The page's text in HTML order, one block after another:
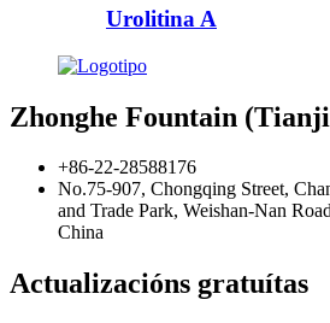
Urolitina A
Zhonghe Fountain
+86-22-28588176
No.75-907, Chongqing Street,
and Trade Park, Weishan-Nan
China
Actualizacións gratuítas